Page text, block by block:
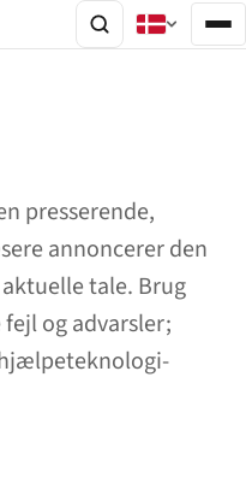
presserende,
annoncerer den
tale. Brug
og advarsler;